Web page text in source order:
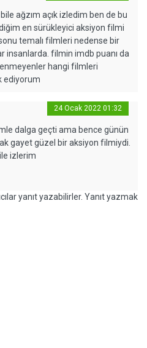
ağzım açık izledim ben de bu
en sürükleyici aksiyon filmi
temalı filmleri nedense bir
insanlarda. filmin imdb puanı da
hangi filmleri
ediyorum
24 Ocak 2022 01:32
dalga geçti ama bence günün
gayet güzel bir aksiyon filmiydi.
izlerim
yanıt yazabilirler. Yanıt yazmak